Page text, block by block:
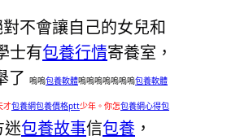
不會讓自己的女兒和
士有包養行情寄養室，
了 嗚嗚包養軟體嗚嗚嗚嗚嗚嗚嗚包養軟體
才包養網包養價格ptt少年。你怎包養網心得包
迷包養故事信包養 ，